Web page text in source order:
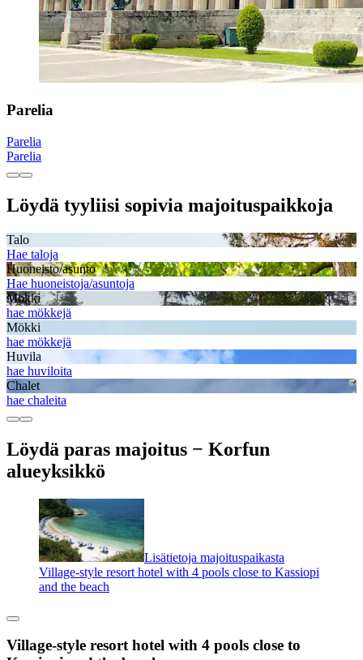
Parelia
Parelia
Parelia
Löydä tyyliisi sopivia majoituspaikkoja
Talo
Hae taloja
Huoneisto/asunto
Hae huoneistoja/asuntoja
Mökki
hae mökkejä
Mökki
hae mökkejä
Huvila
hae huviloita
Chalet
hae chaleita
Löydä paras majoitus − Korfun
alueyksikkö
Lisätietoja majoituspaikasta
Village-style resort hotel with 4 pools close to Kassiopi
and the beach
Village-style resort hotel with 4 pools close to